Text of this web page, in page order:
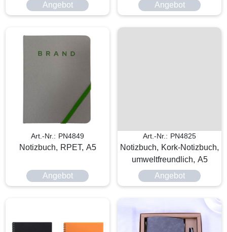
Angebot
Angebot
Art.-Nr.: PN4849
Notizbuch, RPET, A5
Angebot
Art.-Nr.: PN4825
Notizbuch, Kork-Notizbuch,
umweltfreundlich, A5
Angebot